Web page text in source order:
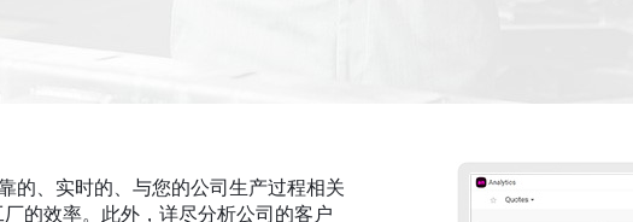
的、实时的、与您的公司生产过程相关
的效率。此外，详尽分析公司的客户